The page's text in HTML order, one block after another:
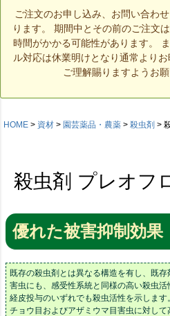
ご注文のお申し込み、お問い合わ
ります。 期間中とその前のご注文
時間がかかる可能性があります。
ル対応は休業明けとなり通常より
ご理解賜りますようお
HOME 資材 園芸薬品・農薬 殺虫剤
殺虫剤 プレオフ
優れた被害抑制効果
既存の殺虫剤とは異なる構造を有し、既
害虫にも、感受性系統と同様の高い殺虫
経皮投与のいずれでも殺虫活性を示します。
チョウ目およびアザミウマ目害虫に対し